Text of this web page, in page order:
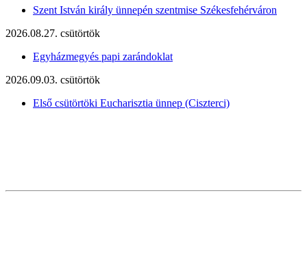
Szent István király ünnepén szentmise Székesfehérváron
2026.08.27. csütörtök
Egyházmegyés papi zarándoklat
2026.09.03. csütörtök
Első csütörtöki Eucharisztia ünnep (Ciszterci)